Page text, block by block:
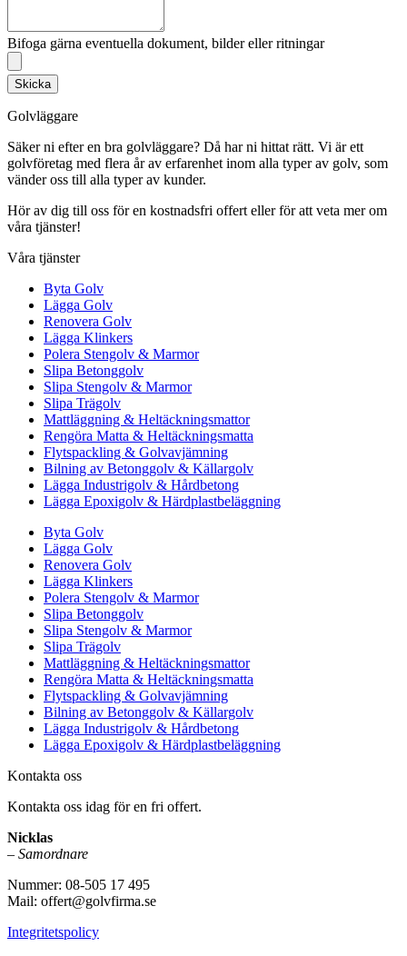
Bifoga gärna eventuella dokument, bilder eller ritningar
Skicka
Golvläggare
Säker ni efter en bra golvläggare? Då har ni hittat rätt. Vi är ett
golvföretag med flera år av erfarenhet inom alla typer av golv, som
vänder oss till alla typer av kunder.
Hör av dig till oss för en kostnadsfri offert eller för att veta mer om
våra tjänster!
Våra tjänster
Byta Golv
Lägga Golv
Renovera Golv
Lägga Klinkers
Polera Stengolv & Marmor
Slipa Betonggolv
Slipa Stengolv & Marmor
Slipa Trägolv
Mattläggning & Heltäckningsmattor
Rengöra Matta & Heltäckningsmatta
Flytspackling & Golvavjämning
Bilning av Betonggolv & Källargolv
Lägga Industrigolv & Hårdbetong
Lägga Epoxigolv & Härdplastbeläggning
Byta Golv
Lägga Golv
Renovera Golv
Lägga Klinkers
Polera Stengolv & Marmor
Slipa Betonggolv
Slipa Stengolv & Marmor
Slipa Trägolv
Mattläggning & Heltäckningsmattor
Rengöra Matta & Heltäckningsmatta
Flytspackling & Golvavjämning
Bilning av Betonggolv & Källargolv
Lägga Industrigolv & Hårdbetong
Lägga Epoxigolv & Härdplastbeläggning
Kontakta oss
Kontakta oss idag för en fri offert.
Nicklas
– Samordnare
Nummer: 08-505 17 495
Mail: offert@golvfirma.se
Integritetspolicy